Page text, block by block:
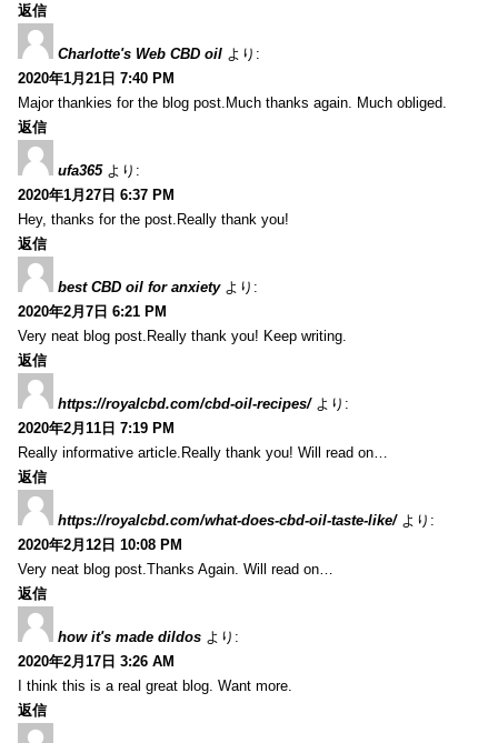
返信
Charlotte's Web CBD oil より:
2020年1月21日 7:40 PM
Major thankies for the blog post.Much thanks again. Much obliged.
返信
ufa365 より:
2020年1月27日 6:37 PM
Hey, thanks for the post.Really thank you!
返信
best CBD oil for anxiety より:
2020年2月7日 6:21 PM
Very neat blog post.Really thank you! Keep writing.
返信
https://royalcbd.com/cbd-oil-recipes/ より:
2020年2月11日 7:19 PM
Really informative article.Really thank you! Will read on…
返信
https://royalcbd.com/what-does-cbd-oil-taste-like/ より:
2020年2月12日 10:08 PM
Very neat blog post.Thanks Again. Will read on…
返信
how it's made dildos より:
2020年2月17日 3:26 AM
I think this is a real great blog. Want more.
返信